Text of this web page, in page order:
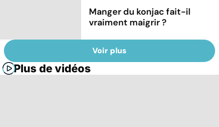
Manger du konjac fait-il
vraiment maigrir ?
Voir plus
Plus de vidéos